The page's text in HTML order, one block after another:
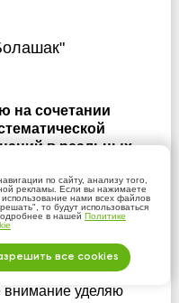
на сочетании
в реальных
устойчивых
в
физики строю
и уверенности в
внимание уделяю
по сайту, анализу того,
рекламы. Если вы нажимаете
нами всех файлов
то будут использоваться
в нашей Политике
все cookies